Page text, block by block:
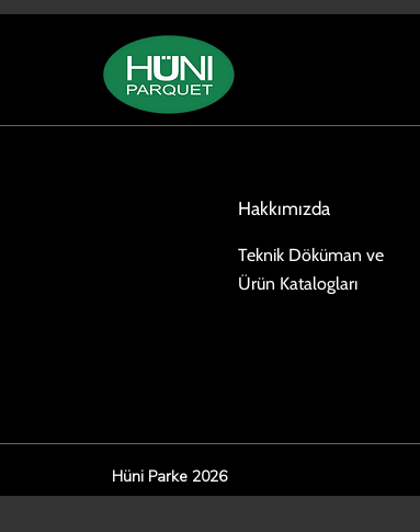
Hakkımızda
Teknik Döküman ve
Ürün Katalogları
Hüni Parke 2026